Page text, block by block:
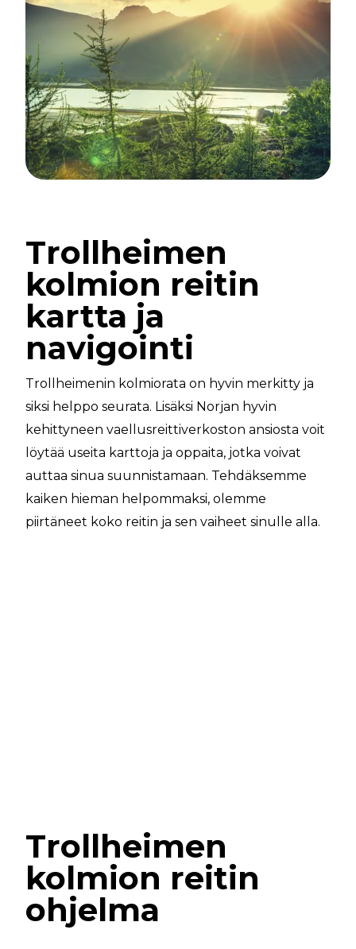
Trollheimen
kolmion reitin
kartta ja
navigointi
Trollheimenin kolmiorata on hyvin merkitty ja
siksi helppo seurata. Lisäksi Norjan hyvin
kehittyneen vaellusreittiverkoston ansiosta voit
löytää useita karttoja ja oppaita, jotka voivat
auttaa sinua suunnistamaan. Tehdäksemme
kaiken hieman helpommaksi, olemme
piirtäneet koko reitin ja sen vaiheet sinulle alla.
Trollheimen
kolmion reitin
ohjelma